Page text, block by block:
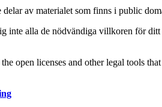
av materialet som finns i public
inte alla de nödvändiga villkoren för
open licenses and other legal tools